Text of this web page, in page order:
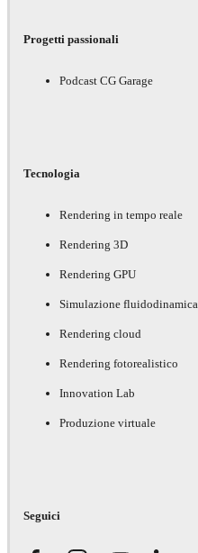
Progetti passionali
Podcast CG Garage
Tecnologia
Rendering in tempo reale
Rendering 3D
Rendering GPU
Simulazione fluidodinamica
Rendering cloud
Rendering fotorealistico
Innovation Lab
Produzione virtuale
Seguici